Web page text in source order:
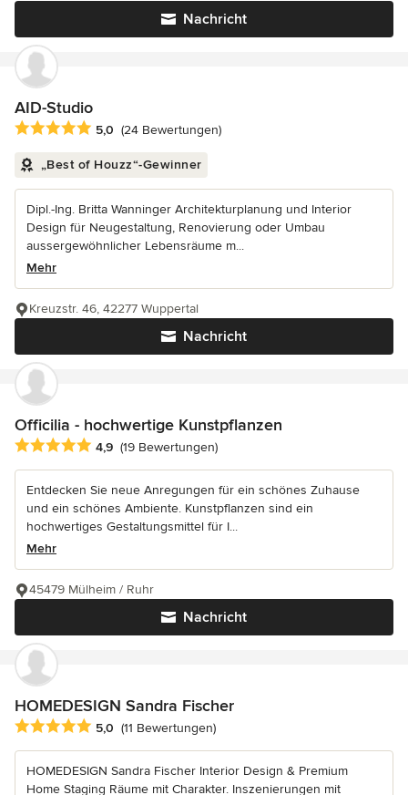
Nachricht
AID-Studio
Durchschnittliche Bewertung: 5 von 5 Sternen
5,0 (24 Bewertungen)
„Best of Houzz“-Gewinner
Dipl.-Ing. Britta Wanninger Architekturplanung und Interior
Design für Neugestaltung, Renovierung oder Umbau
aussergewöhnlicher Lebensräume m...
Mehr
Nachricht
Kreuzstr. 46, 42277 Wuppertal
Officilia - hochwertige Kunstpflanzen
Durchschnittliche Bewertung: 4.9 von 5 Sternen
4,9 (19 Bewertungen)
Entdecken Sie neue Anregungen für ein schönes Zuhause
und ein schönes Ambiente. Kunstpflanzen sind ein
hochwertiges Gestaltungsmittel für I...
Mehr
Nachricht
45479 Mülheim / Ruhr
HOMEDESIGN Sandra Fischer
Durchschnittliche Bewertung: 5 von 5 Sternen
5,0 (11 Bewertungen)
HOMEDESIGN Sandra Fischer Interior Design & Premium
Home Staging Räume mit Charakter. Inszenierungen mit